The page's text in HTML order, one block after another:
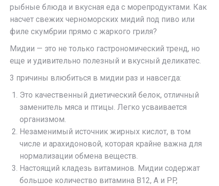
рыбные блюда и вкусная еда с морепродуктами. Как
насчет свежих черноморских мидий под пиво или
филе скумбрии прямо с жаркого гриля?
Мидии — это не только гастрономический тренд, но
еще и удивительно полезный и вкусный деликатес.
3 причины влюбиться в мидии раз и навсегда:
Это качественный диетический белок, отличный
заменитель мяса и птицы. Легко усваивается
организмом.
Незаменимый источник жирных кислот, в том
числе и арахидоновой, которая крайне важна для
нормализации обмена веществ.
Настоящий кладезь витаминов. Мидии содержат
большое количество витамина В12, А и PP,